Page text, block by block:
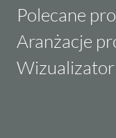
Polecane
Aranżacje
Wizualizator